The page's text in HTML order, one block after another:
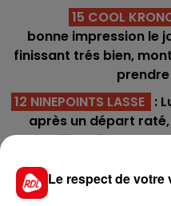
15 COOL
bonne impression le
finissant trés bien,
12 NINEPOINTS LASSE :
après un départ
phase finale il n' a pu
wagon de 3 cette
Le respect de votre